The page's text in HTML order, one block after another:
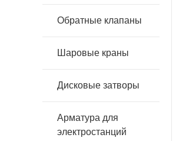
Обратные клапаны
Шаровые краны
Дисковые затворы
Арматура для
электростанций